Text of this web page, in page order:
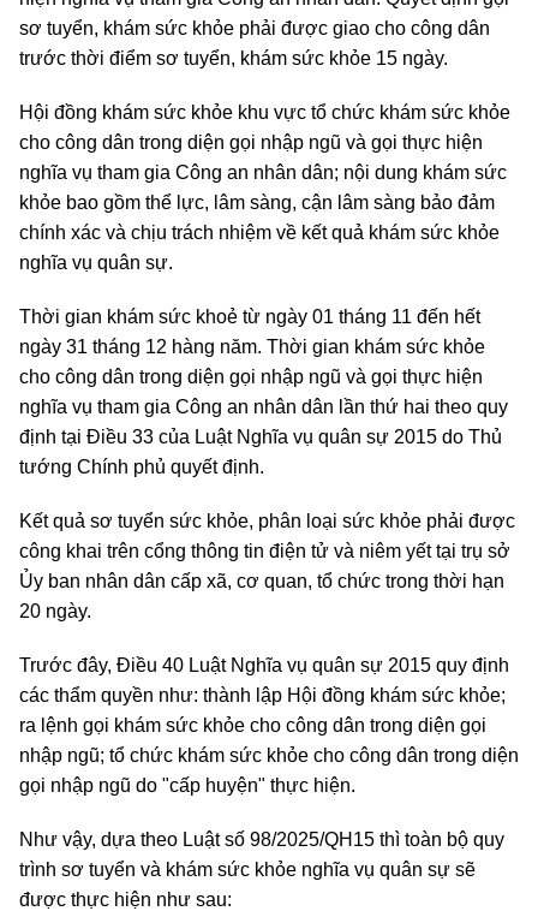
sơ tuyển, khám sức khỏe phải được giao cho công dân
trước thời điểm sơ tuyển, khám sức khỏe 15 ngày.
Hội đồng khám sức khỏe khu vực tổ chức khám sức khỏe
cho công dân trong diện gọi nhập ngũ và gọi thực hiện
nghĩa vụ tham gia Công an nhân dân; nội dung khám sức
khỏe bao gồm thể lực, lâm sàng, cận lâm sàng bảo đảm
chính xác và chịu trách nhiệm về kết quả khám sức khỏe
nghĩa vụ quân sự.
Thời gian khám sức khoẻ từ ngày 01 tháng 11 đến hết
ngày 31 tháng 12 hàng năm. Thời gian khám sức khỏe
cho công dân trong diện gọi nhập ngũ và gọi thực hiện
nghĩa vụ tham gia Công an nhân dân lần thứ hai theo quy
định tại Điều 33 của Luật Nghĩa vụ quân sự 2015 do Thủ
tướng Chính phủ quyết định.
Kết quả sơ tuyển sức khỏe, phân loại sức khỏe phải được
công khai trên cổng thông tin điện tử và niêm yết tại trụ sở
Ủy ban nhân dân cấp xã, cơ quan, tổ chức trong thời hạn
20 ngày.
Trước đây, Điều 40 Luật Nghĩa vụ quân sự 2015 quy định
các thẩm quyền như: thành lập Hội đồng khám sức khỏe;
ra lệnh gọi khám sức khỏe cho công dân trong diện gọi
nhập ngũ; tổ chức khám sức khỏe cho công dân trong diện
gọi nhập ngũ do "cấp huyện" thực hiện.
Như vậy, dựa theo Luật số 98/2025/QH15 thì toàn bộ quy
trình sơ tuyển và khám sức khỏe nghĩa vụ quân sự sẽ
được thực hiện như sau: